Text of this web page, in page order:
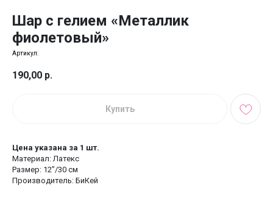
Шар с гелием «Металлик
фиолетовый»
Артикул:
190,00 р.
Купить
Цена указана за 1 шт.
Материал: Латекс
Размер: 12’’/30 см
Производитель: БиКей